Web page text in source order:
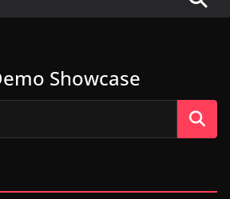
Showcase